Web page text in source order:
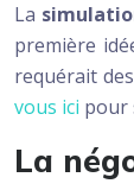
La
première
requérait
vous ici pour
La